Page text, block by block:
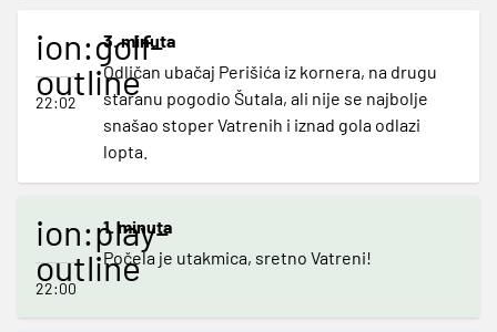
ion:golf-
outline
22:02
3. minuta
Odličan ubačaj Perišića iz kornera, na drugu
staranu pogodio Šutala, ali nije se najbolje
snašao stoper Vatrenih i iznad gola odlazi
lopta.
ion:play-
outline
22:00
1. minuta
Počela je utakmica, sretno Vatreni!